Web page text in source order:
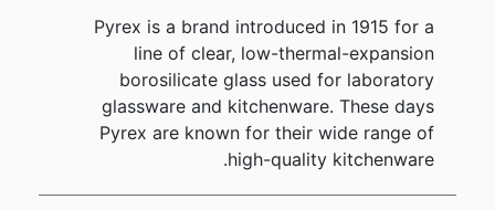
Pyrex is a brand introduced in 1915 for a
line of clear, low-thermal-expansion
borosilicate glass used for laboratory
glassware and kitchenware. These days
Pyrex are known for their wide range of
high-quality kitchenware.